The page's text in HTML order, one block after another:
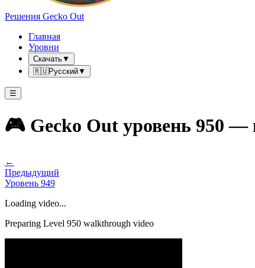
Решения Gecko Out
Главная
Уровни
Скачать▼
🇷🇺Русский▼
☰
🎮 Gecko Out уровень 950 —
←
Предыдущий
Уровень 949
Loading video...
Preparing Level 950 walkthrough video